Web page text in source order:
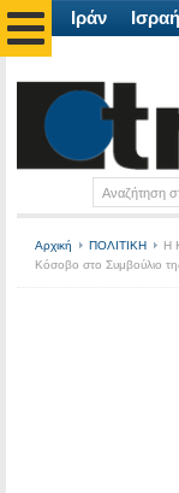
Ιράν
Αρχική ΠΟΛΙΤΙΚΗ
Η
Κόσοβο στο Συμβούλιο